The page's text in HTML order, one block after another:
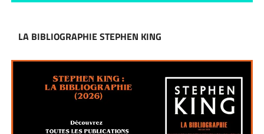
LA BIBLIOGRAPHIE STEPHEN KING